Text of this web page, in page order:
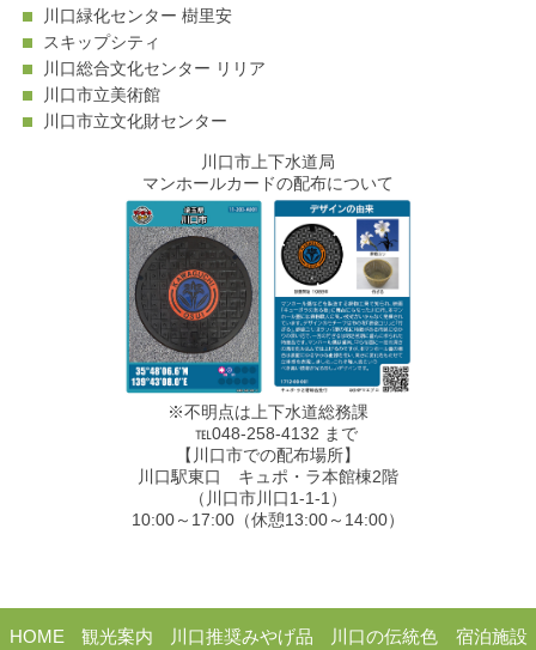
川口緑化センター 樹里安
スキップシティ
川口総合文化センター リリア
川口市立美術館
川口市立文化財センター
川口市上下水道局
マンホールカードの配布について
※不明点は上下水道総務課
℡048-258-4132 まで
【川口市での配布場所】
川口駅東口 キュポ・ラ本館棟2階
（川口市川口1-1-1）
10:00～17:00（休憩13:00～14:00）
HOME 観光案内 川口推奨みやげ品 川口の伝統色
宿泊施設